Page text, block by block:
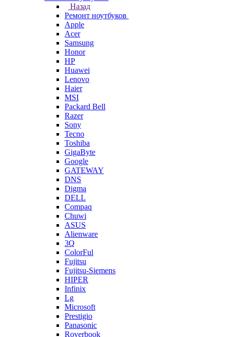
Назад
Ремонт ноутбуков
Apple
Acer
Samsung
Honor
HP
Huawei
Lenovo
Haier
MSI
Packard Bell
Razer
Sony
Tecno
Toshiba
GigaByte
Google
GATEWAY
DNS
Digma
DELL
Compaq
Chuwi
ASUS
Alienware
3Q
ColorFul
Fujitsu
Fujitsu-Siemens
HIPER
Infinix
Lg
Microsoft
Prestigio
Panasonic
Roverbook